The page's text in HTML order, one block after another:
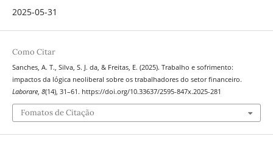
2025-05-31
Como Citar
Sanches, A. T., Silva, S. J. da, & Freitas, E. (2025). Trabalho e sofrimento:
impactos da lógica neoliberal sobre os trabalhadores do setor financeiro.
Laborare, 8(14), 31–61. https://doi.org/10.33637/2595-847x.2025-281
Fomatos de Citação